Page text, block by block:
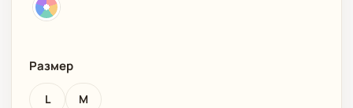
Размер
L M